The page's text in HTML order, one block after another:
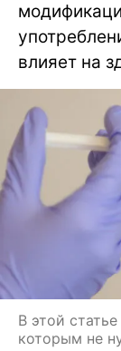
влияет на
В этой
которым не